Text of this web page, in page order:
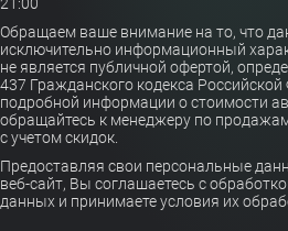
Обращаем ваше внимание на то, что
исключительно информационный
не является публичной офертой,
437 Гражданского кодекса
подробной информации о стоимости
обращайтесь к менеджеру по
с учетом скидок.
Предоставляя свои персональные
веб-сайт, Вы соглашаетесь с
данных и принимаете условия их